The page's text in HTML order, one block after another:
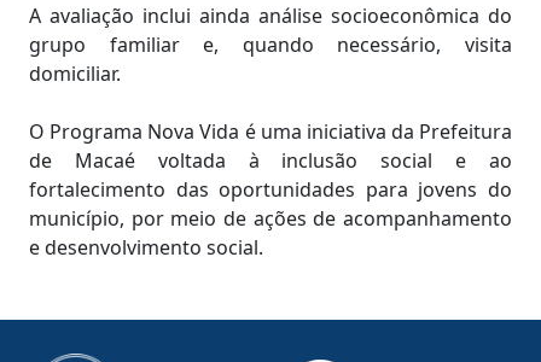
A avaliação inclui ainda análise socioeconômica do
grupo familiar e, quando necessário, visita
domiciliar.
O Programa Nova Vida é uma iniciativa da Prefeitura
de Macaé voltada à inclusão social e ao
fortalecimento das oportunidades para jovens do
município, por meio de ações de acompanhamento
e desenvolvimento social.